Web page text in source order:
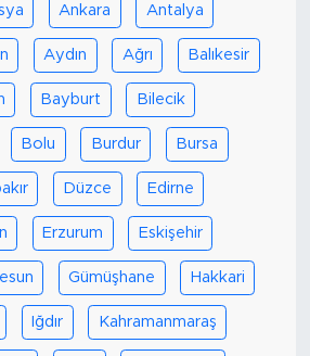
Ankara Antalya
Aydın Ağrı Balıkesir
Bayburt Bilecik
Bolu Burdur Bursa
Düzce Edirne
Erzurum Eskişehir
Gümüşhane Hakkari
Iğdır Kahramanmaraş